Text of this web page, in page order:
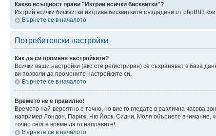
Какво всъщност прави "Изтрии всички бисквитки"?
Изтрий всички бисквитки изтрива бисквитките създадени от phpBB3
Върнете се в началото
Потребителски настройки
Как да си променя настройките?
Всички ваши настройки (ако сте регистриран) се съхраняват в база
ви позволи да промените настройките си.
Върнете се в началото
Времето не е правилно!
Времето най-вероятно е точно, но вие го гледате в различна часова
например Лондон, Париж, Ню Йорк, Сидни. Моля обърнете внимание, че
точно сега е време да го направите!
Върнете се в началото